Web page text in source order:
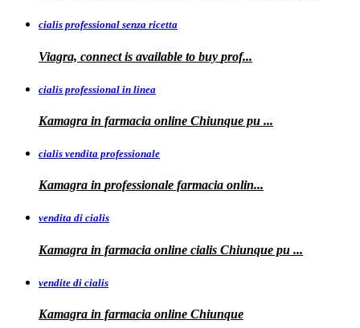
cialis professional senza ricetta
Viagra, connect is available to buy prof...
cialis professional in linea
Kamagra in farmacia online Chiunque pu ...
cialis vendita professionale
Kamagra in professionale farmacia onlin...
vendita di cialis
Kamagra in farmacia online cialis Chiunque pu ...
vendite di cialis
Kamagra in farmacia online Chiunque